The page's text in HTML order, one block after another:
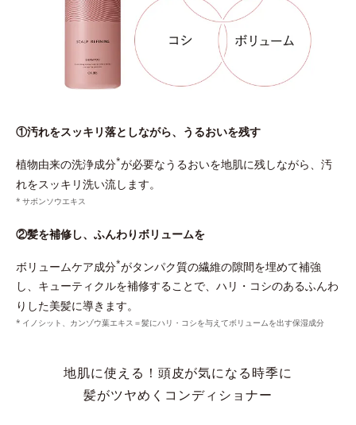
①汚れをスッキリ落としながら、うるおいを残す
植物由来の洗浄成分*が必要なうるおいを地肌に残しながら、汚
れをスッキリ洗い流します。
サボンソウエキス
②髪を補修し、ふんわりボリュームを
ボリュームケア成分*がタンパク質の繊維の隙間を埋めて補強
し、キューティクルを補修することで、ハリ・コシのあるふんわ
りした美髪に導きます。
イノシット、カンゾウ葉エキス＝髪にハリ・コシを与えてボリュームを出す保湿成分
地肌に使える！頭皮が気になる時季に
髪がツヤめくコンディショナー